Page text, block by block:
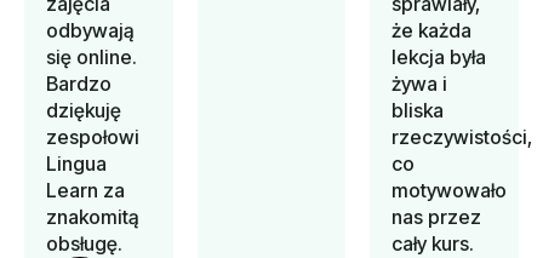
odbywają
się online.
Bardzo
dziękuję
zespołowi
Lingua
Learn za
znakomitą
obsługę.
że każda
lekcja była
żywa i
bliska
rzeczywistości,
co
motywowało
nas przez
cały kurs.